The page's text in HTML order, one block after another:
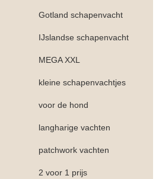
Gotland schapenvacht
IJslandse schapenvacht
MEGA XXL
kleine schapenvachtjes
voor de hond
langharige vachten
patchwork vachten
2 voor 1 prijs